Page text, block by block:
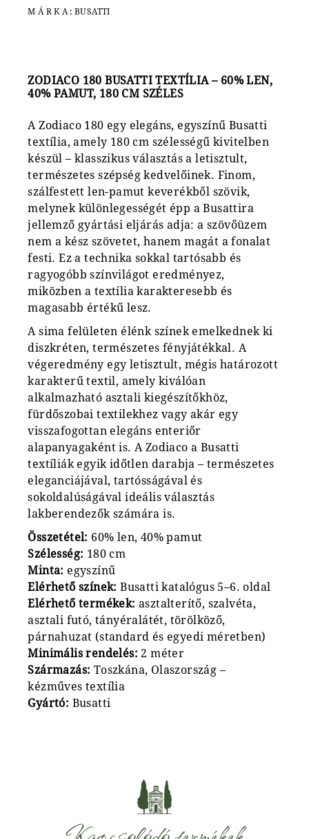
MÁRKA: BUSATTI
ZODIACO 180 BUSATTI TEXTÍLIA – 60% LEN,
40% PAMUT, 180 CM SZÉLES
A Zodiaco 180 egy elegáns, egyszínű Busatti
textília, amely 180 cm szélességű kivitelben
készül – klasszikus választás a letisztult,
természetes szépség kedvelőinek. Finom,
szálfestett len-pamut keverékből szövik,
melynek különlegességét épp a Busattira
jellemző gyártási eljárás adja: a szövőüzem
nem a kész szövetet, hanem magát a fonalat
festi. Ez a technika sokkal tartósabb és
ragyogóbb színvilágot eredményez,
miközben a textília karakteresebb és
magasabb értékű lesz.
A sima felületen élénk színek emelkednek ki
diszkréten, természetes fényjátékkal. A
végeredmény egy letisztult, mégis határozott
karakterű textil, amely kiválóan
alkalmazható asztali kiegészítőkhöz,
fürdőszobai textilekhez vagy akár egy
visszafogottan elegáns enteriőr
alapanyagaként is. A Zodiaco a Busatti
textíliák egyik időtlen darabja – természetes
eleganciájával, tartósságával és
sokoldalúságával ideális választás
lakberendezők számára is.
Összetétel: 60% len, 40% pamut
Szélesség: 180 cm
Minta: egyszínű
Elérhető színek: Busatti katalógus 5–6. oldal
Elérhető termékek: asztalterítő, szalvéta,
asztali futó, tányéralátét, törölköző,
párnahuzat (standard és egyedi méretben)
Minimális rendelés: 2 méter
Származás: Toszkána, Olaszország –
kézműves textília
Gyártó: Busatti